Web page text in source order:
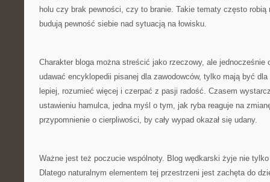
holu czy brak pewności, czy to branie. Takie tematy często robią
budują pewność siebie nad sytuacją na łowisku.
Charakter bloga można streścić jako rzeczowy, ale jednocześnie
udawać encyklopedii pisanej dla zawodowców, tylko mają być
lepiej, rozumieć więcej i czerpać z pasji radość. Czasem
ustawieniu hamulca, jedna myśl o tym, jak ryba reaguje na
przypomnienie o cierpliwości, by cały wypad okazał się udany.
Ważne jest też poczucie wspólnoty. Blog wędkarski żyje nie
Dlatego naturalnym elementem tej przestrzeni jest zachęta do